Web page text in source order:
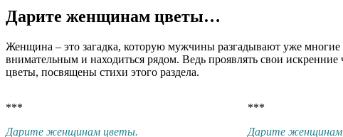
Дарите женщинам цветы…
Женщина – это загадка, которую мужчины разгадывают уже многие
внимательным и находиться рядом. Ведь проявлять свои
цветы, посвящены стихи этого раздела.
***
Дарите женщинам цветы.
***
Дарите